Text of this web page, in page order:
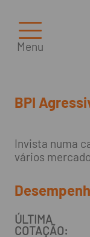
Menu
BPI
Invista numa
vários
ÚLTIMA
COTAÇÃO: